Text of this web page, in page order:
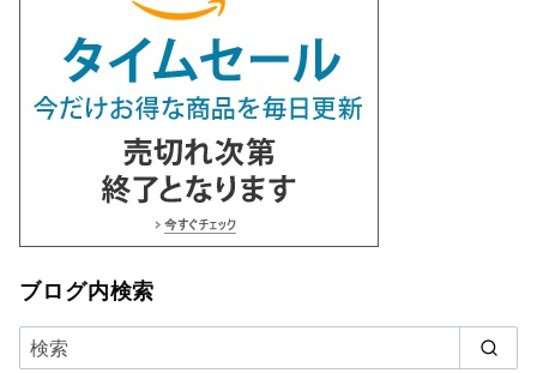
ブログ内検索